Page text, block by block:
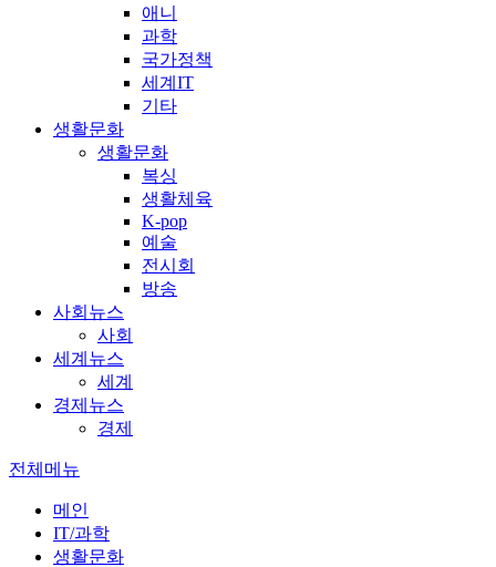
애니
과학
국가정책
세계IT
기타
생활문화
생활문화
복싱
생활체육
K-pop
예술
전시회
방송
사회뉴스
사회
세계뉴스
세계
경제뉴스
경제
전체메뉴
메인
IT/과학
생활문화